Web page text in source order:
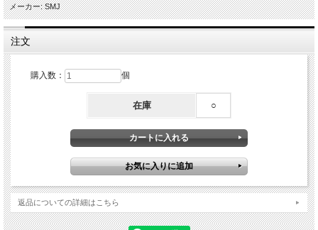
メーカー: SMJ
注文
購入数： 個
在庫 ○
返品についての詳細はこちら